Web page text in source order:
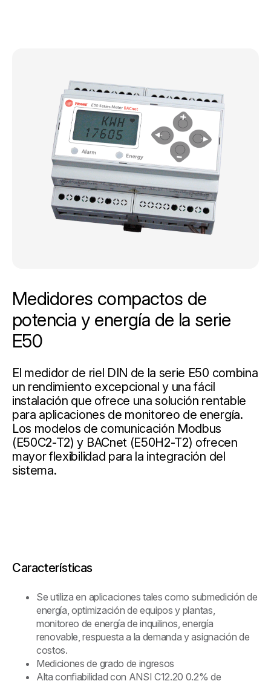
Medidores compactos de
potencia y energía de la serie
E50
El medidor de riel DIN de la serie E50 combina
un rendimiento excepcional y una fácil
instalación que ofrece una solución rentable
para aplicaciones de monitoreo de energía.
Los modelos de comunicación Modbus
(E50C2-T2) y BACnet (E50H2-T2) ofrecen
mayor flexibilidad para la integración del
sistema.
Características
Se utiliza en aplicaciones tales como submedición de
energía, optimización de equipos y plantas,
monitoreo de energía de inquilinos, energía
renovable, respuesta a la demanda y asignación de
costos.
Mediciones de grado de ingresos
Alta confiabilidad con ANSI C12.20 0.2% de